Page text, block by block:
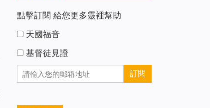
點擊訂閱 給您更多靈裡幫助
天國福音
基督徒見證